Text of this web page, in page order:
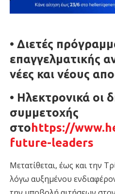
• Διετές
επαγγελματικής
νέες και νέους
• Ηλεκτρονικά οι
συμμετοχής
στο https://
future-leaders
Μετατίθεται, έως και την
λόγω αυξημένου